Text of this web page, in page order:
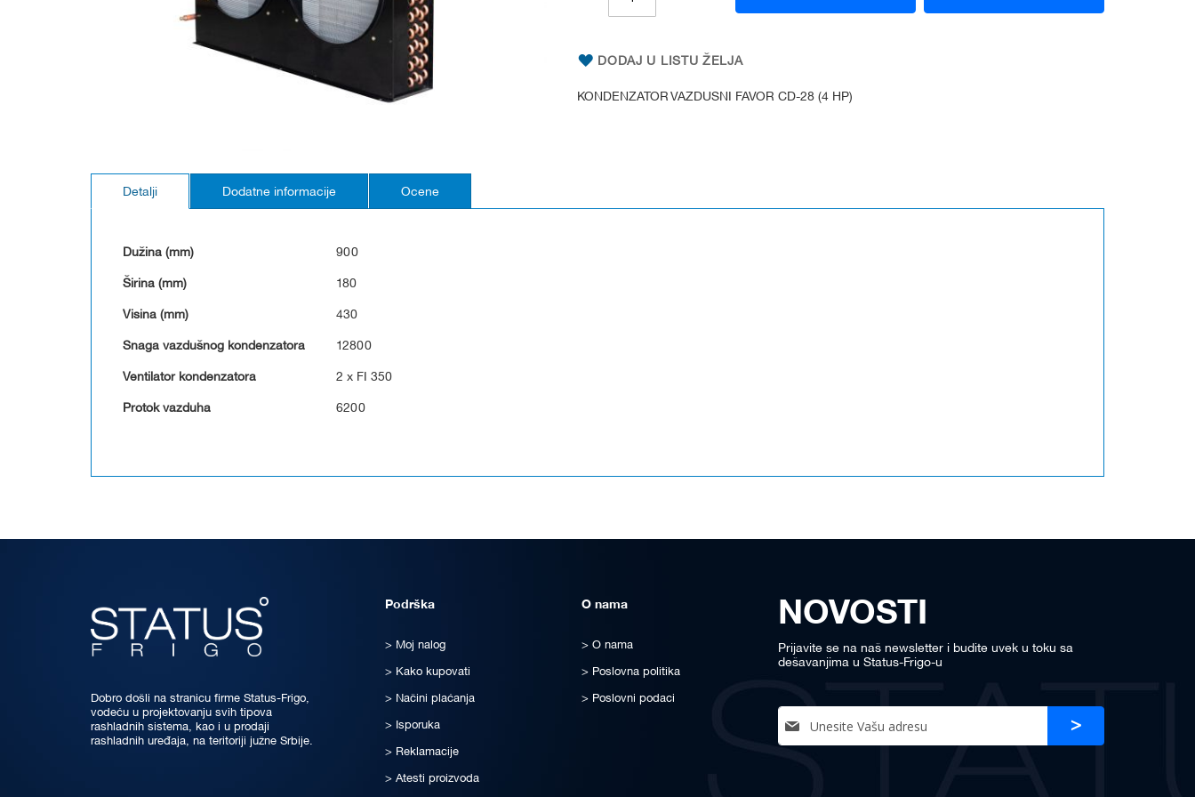
DODAJ U LISTU ŽELJA
KONDENZATOR VAZDUSNI FAVOR CD-28 (4 HP)
to
beginning
gallery
Detalji
Dužina (mm) 900
Širina (mm) 180
Visina (mm) 430
Snaga vazdušnog kondenzatora 12800
Ventilator kondenzatora 2 x FI 350
Protok vazduha 6200
Dodatne informacije Ocene
Dobro došli na stranicu firme Status-Frigo,
vodeću u projektovanju svih tipova
rashladnih sistema, kao i u prodaji
rashladnih uređaja, na teritoriji južne Srbije.
Podrška
Moj nalog
Kako kupovati
Načini plaćanja
Isporuka
Reklamacije
Atesti proizvoda
O nama
O nama
Poslovna politika
Poslovni podaci
NOVOSTI
Prijavite se na naš newsletter i budite uvek u toku sa
dešavanjima u Status-Frigo-u
Up
Prijava